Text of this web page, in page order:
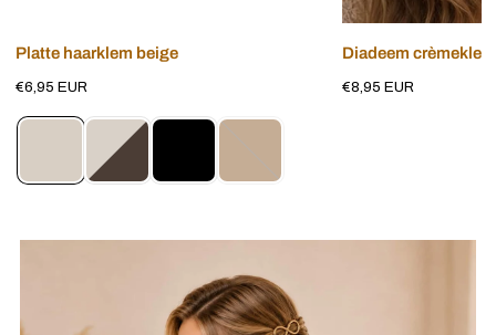
Voeg toe aan winkelwagen
Platte haarklem beige
Normale
€6,95 EUR
Voeg toe aan
Diadeem
Normale
€8,95 EUR